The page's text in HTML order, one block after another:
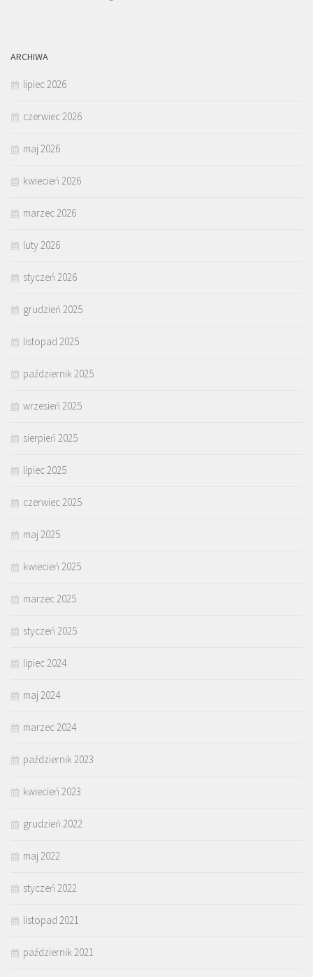
ARCHIWA
lipiec 2026
czerwiec 2026
maj 2026
kwiecień 2026
marzec 2026
luty 2026
styczeń 2026
grudzień 2025
listopad 2025
październik 2025
wrzesień 2025
sierpień 2025
lipiec 2025
czerwiec 2025
maj 2025
kwiecień 2025
marzec 2025
styczeń 2025
lipiec 2024
maj 2024
marzec 2024
październik 2023
kwiecień 2023
grudzień 2022
maj 2022
styczeń 2022
listopad 2021
październik 2021